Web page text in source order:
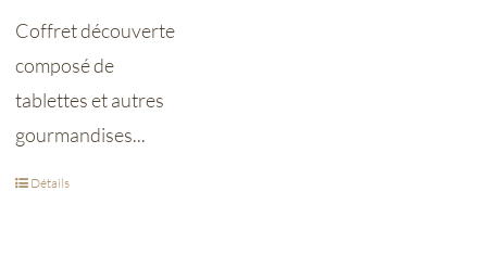
Coffret découverte
composé de
tablettes et autres
gourmandises...
Détails